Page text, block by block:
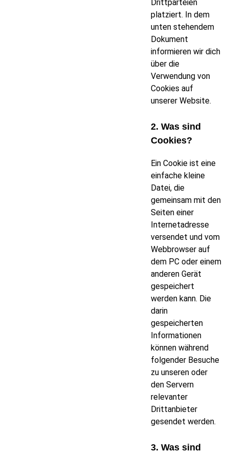
Drittparteien
platziert. In dem
unten stehendem
Dokument
informieren wir dich
über die
Verwendung von
Cookies auf
unserer Website.
2. Was sind
Cookies?
Ein Cookie ist eine
einfache kleine
Datei, die
gemeinsam mit den
Seiten einer
Internetadresse
versendet und vom
Webbrowser auf
dem PC oder einem
anderen Gerät
gespeichert
werden kann. Die
darin
gespeicherten
Informationen
können während
folgender Besuche
zu unseren oder
den Servern
relevanter
Drittanbieter
gesendet werden.
3. Was sind